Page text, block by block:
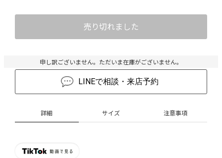
売り切れました
申し訳ございません。ただいま在庫がございません。
LINEで相談・来店予約
詳細 サイズ 注意事項